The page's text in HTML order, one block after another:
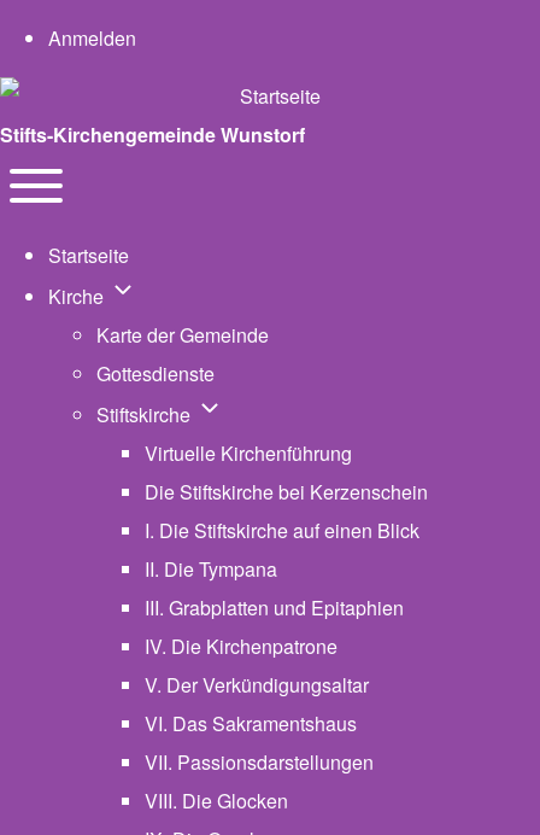
User account menu
Anmelden
Stifts-Kirchengemeinde Wunstorf
Navigation
Startseite
Kirche Unternavigation von Kirche
Karte der Gemeinde
Gottesdienste
Stiftskirche Unternavigation von Stiftskirche
Virtuelle Kirchenführung
Die Stiftskirche bei Kerzenschein
I. Die Stiftskirche auf einen Blick
II. Die Tympana
III. Grabplatten und Epitaphien
IV. Die Kirchenpatrone
V. Der Verkündigungsaltar
VI. Das Sakramentshaus
VII. Passionsdarstellungen
VIII. Die Glocken